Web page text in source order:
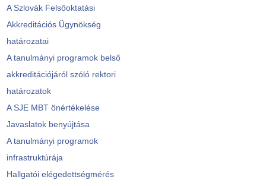
A Szlovák Felsőoktatási
Akkreditációs Ügynökség
határozatai
A tanulmányi programok belső
akkreditációjáról szóló rektori
határozatok
A SJE MBT önértékelése
Javaslatok benyújtása
A tanulmányi programok
infrastruktúrája
Hallgatói elégedettségmérés